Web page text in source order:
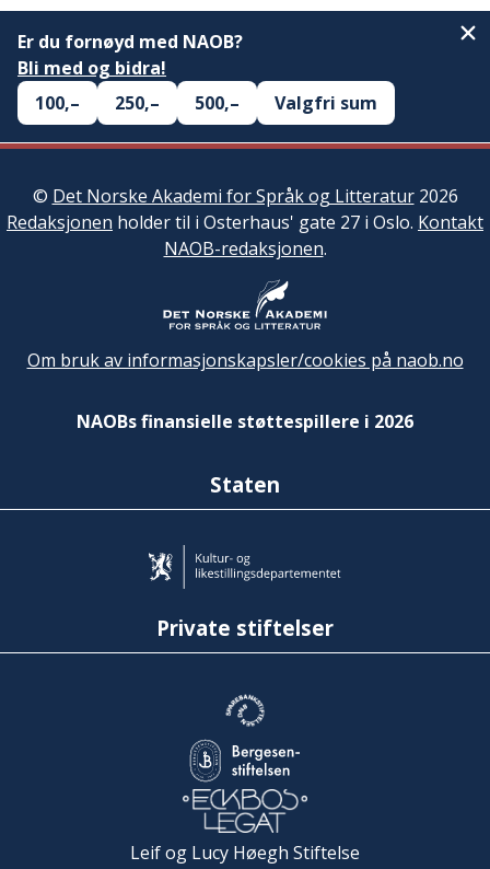
Er du fornøyd med NAOB?
Bli med og bidra!
100,–
250,– 500,– Valgfri sum
© Det Norske Akademi for Språk og Litteratur2026
Redaksjonen holder til i Osterhaus' gate 27 i Oslo. Kontakt
NAOB-redaksjonen.
Om bruk av informasjonskapsler/cookies på naob.no
NAOBs finansielle støttespillere i 2026
Staten
Private stiftelser
Leif og Lucy Høegh Stiftelse